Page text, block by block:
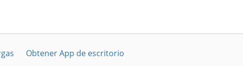
Obtener App de escritorio